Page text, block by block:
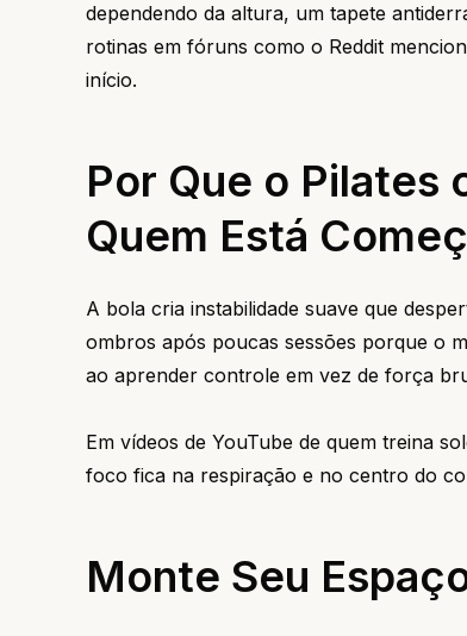
dependendo da altura, um tapete
rotinas em fóruns como o Reddit
início.
Por Que o Pilates
Quem Está
A bola cria instabilidade suave que
ombros após poucas sessões porque o
ao aprender controle em vez de força
Em vídeos de YouTube de quem treina
foco fica na respiração e no centro do
Monte Seu